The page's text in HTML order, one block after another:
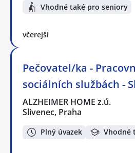
Vhodné také pro seniory
včerejší
Pečovatel/ka -
sociálních službách -
ALZHEIMER HOME z.ú.
Slivenec, Praha
Plný úvazek Vhodné